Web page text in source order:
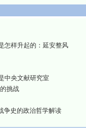
样升起的：延安整风
中央文献研究室
挑战
争史的政治哲学解读